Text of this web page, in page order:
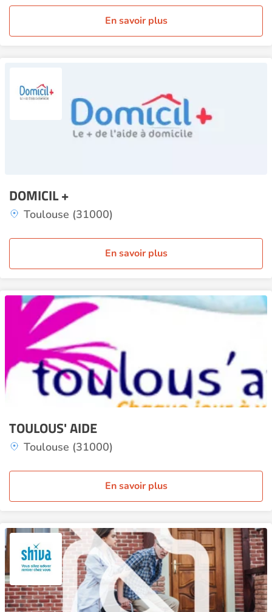
En savoir plus
DOMICIL +
Toulouse (31000)
En savoir plus
TOULOUS' AIDE
Toulouse (31000)
En savoir plus